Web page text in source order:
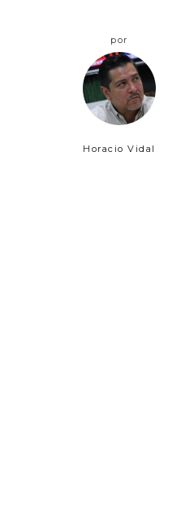
por
Horacio Vidal